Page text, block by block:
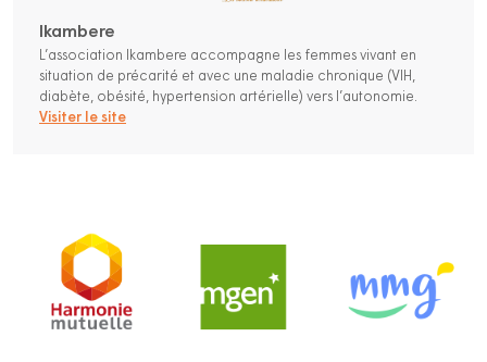
Ikambere
L’association Ikambere accompagne les femmes vivant en
situation de précarité et avec une maladie chronique (VIH,
diabète, obésité, hypertension artérielle) vers l’autonomie.
Visiter le site